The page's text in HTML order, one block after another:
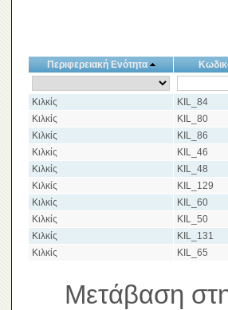
Περιφερειακή Ενότητα
Κιλκίς KIL_84
Κιλκίς
KIL_80
Κιλκίς
KIL_86
Κιλκίς
KIL_46
Κιλκίς
KIL_48
Κιλκίς
KIL_129
Κιλκίς
KIL_60
Κιλκίς
KIL_50
Κιλκίς
KIL_131
Κιλκίς
KIL_65
Μετάβαση